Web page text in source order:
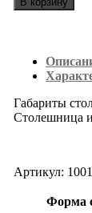
Габариты
Столешница
Артикул:
Форма